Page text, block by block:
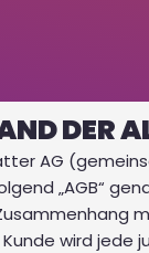
DER
AG
„AGB“
wird